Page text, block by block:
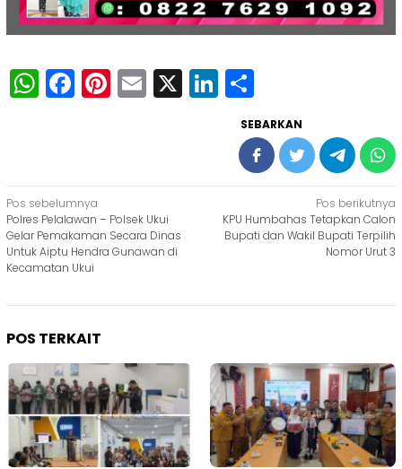
WhatsApp
Facebook
Pinterest
Email
X LinkedIn
SEBARKAN
Navigasi
pos
Pos sebelumnya
Polres Pelalawan – Polsek Ukui
Gelar Pemakaman Secara Dinas
Untuk Aiptu Hendra Gunawan di
Kecamatan Ukui
Pos berikutnya
KPU Humbahas Tetapkan Calon
Bupati dan Wakil Bupati Terpilih
Nomor Urut 3
POS TERKAIT